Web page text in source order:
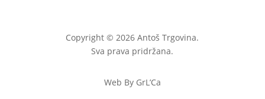
Copyright © 2026 Antoš Trgovina.
Sva prava pridržana.
Web By GrL’Ca